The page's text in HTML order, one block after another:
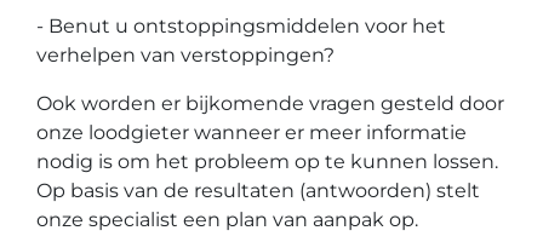
- Benut u ontstoppingsmiddelen voor het
verhelpen van verstoppingen?
Ook worden er bijkomende vragen gesteld door
onze loodgieter wanneer er meer informatie
nodig is om het probleem op te kunnen lossen.
Op basis van de resultaten (antwoorden) stelt
onze specialist een plan van aanpak op.